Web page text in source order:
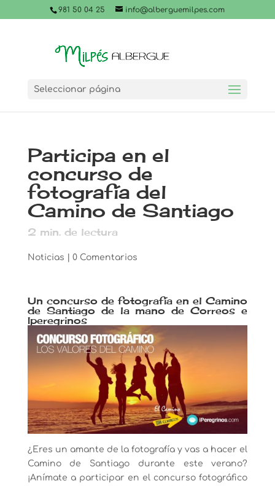
981 50 04 25 info@alberguemilpes.com
Seleccionar página
Participa en el
concurso de
fotografía del
Camino de Santiago
2 min. de lectura
Noticias 0 Comentarios
Un concurso de fotografía en el Camino
de Santiago de la mano de Correos e
Iperegrinos
¿Eres un amante de la fotografía y vas a hacer el
Camino de Santiago durante este verano?
¡Anímate a participar en el concurso fotográfico